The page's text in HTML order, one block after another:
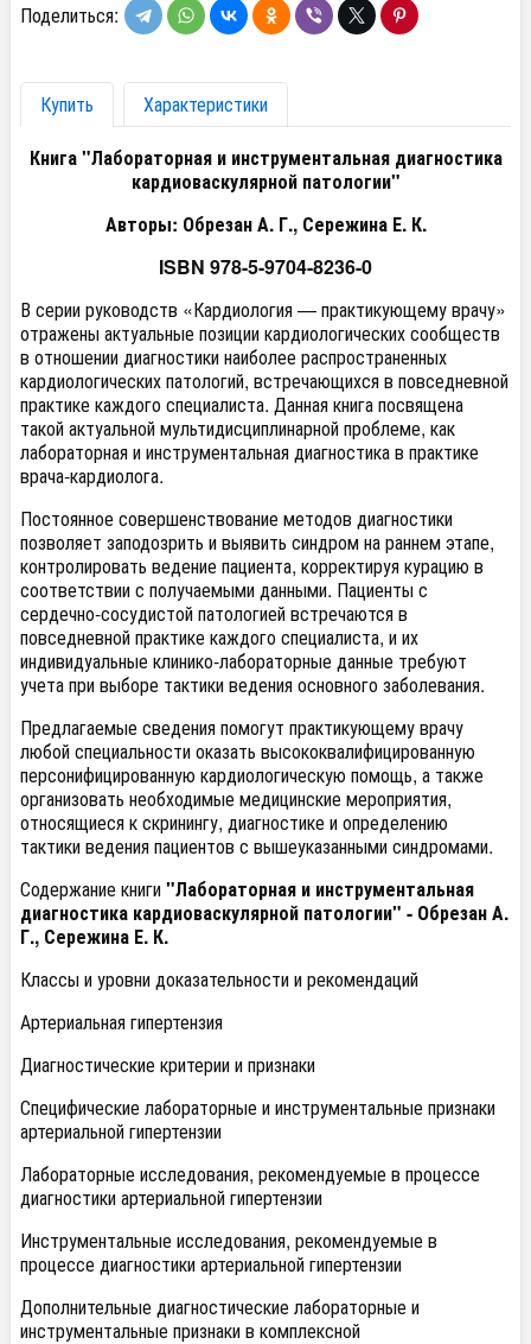
Поделиться:
Купить
Характеристики
Книга "Лабораторная и инструментальная диагностика
кардиоваскулярной патологии"
Авторы: Обрезан А. Г., Сережина Е. К.
ISBN 978-5-9704-8236-0
В серии руководств «Кардиология — практикующему врачу»
отражены актуальные позиции кардиологических сообществ
в отношении диагностики наиболее распространенных
кардиологических патологий, встречающихся в повседневной
практике каждого специалиста. Данная книга посвящена
такой актуальной мультидисциплинарной проблеме, как
лабораторная и инструментальная диагностика в практике
врача-кардиолога.
Постоянное совершенствование методов диагностики
позволяет заподозрить и выявить синдром на раннем этапе,
контролировать ведение пациента, корректируя курацию в
соответствии с получаемыми данными. Пациенты с
сердечно-сосудистой патологией встречаются в
повседневной практике каждого специалиста, и их
индивидуальные клинико-лабораторные данные требуют
учета при выборе тактики ведения основного заболевания.
Предлагаемые сведения помогут практикующему врачу
любой специальности оказать высококвалифицированную
персонифицированную кардиологическую помощь, а также
организовать необходимые медицинские мероприятия,
относящиеся к скринингу, диагностике и определению
тактики ведения пациентов с вышеуказанными синдромами.
Содержание книги"Лабораторная и инструментальная
диагностика кардиоваскулярной патологии" - Обрезан А.
Г., Сережина Е. К.
Классы и уровни доказательности и рекомендаций
Артериальная гипертензия
Диагностические критерии и признаки
Специфические лабораторные и инструментальные признаки
артериальной гипертензии
Лабораторные исследования, рекомендуемые в процессе
диагностики артериальной гипертензии
Инструментальные исследования, рекомендуемые в
процессе диагностики артериальной гипертензии
Дополнительные диагностические лабораторные и
инструментальные признаки в комплексной